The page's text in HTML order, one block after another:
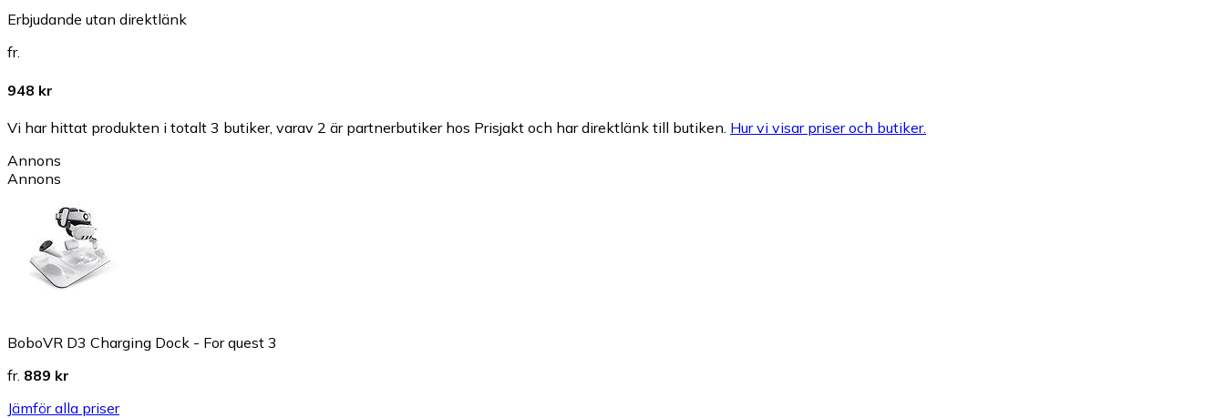
Erbjudande utan direktlänk
fr.
948 kr
Vi har hittat produkten i totalt 3 butiker, varav 2 är partnerbutiker hos Prisjakt och har direktlänk till butiken. Hur vi visar priser och butiker.
Annons
Annons
BoboVR D3 Charging Dock - For quest 3
fr. 889 kr
Jämför alla priser